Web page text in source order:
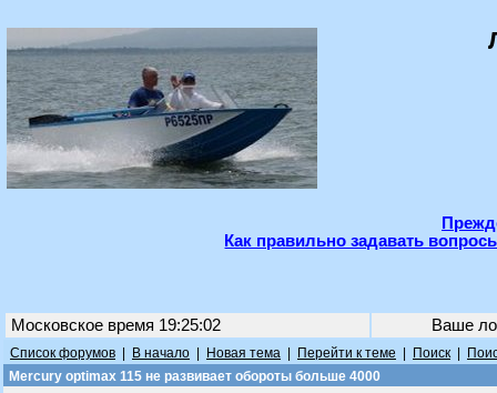
Как правильно задавать
Московское время 19:25:02 Ваше
Список форумов В начало Новая тема Перейти к теме Поиск
Mercury optimax 115 не развивает обороты больше 4000